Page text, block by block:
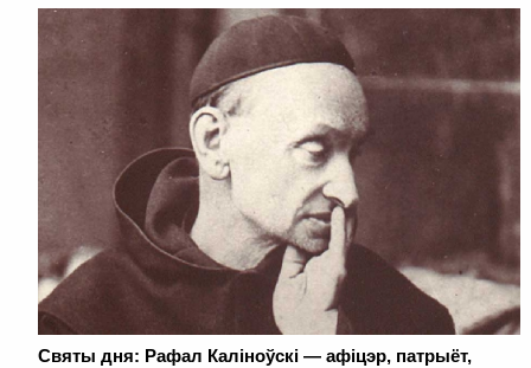
Святы дня: Рафал Каліноўскі — афіцэр, патрыёт,